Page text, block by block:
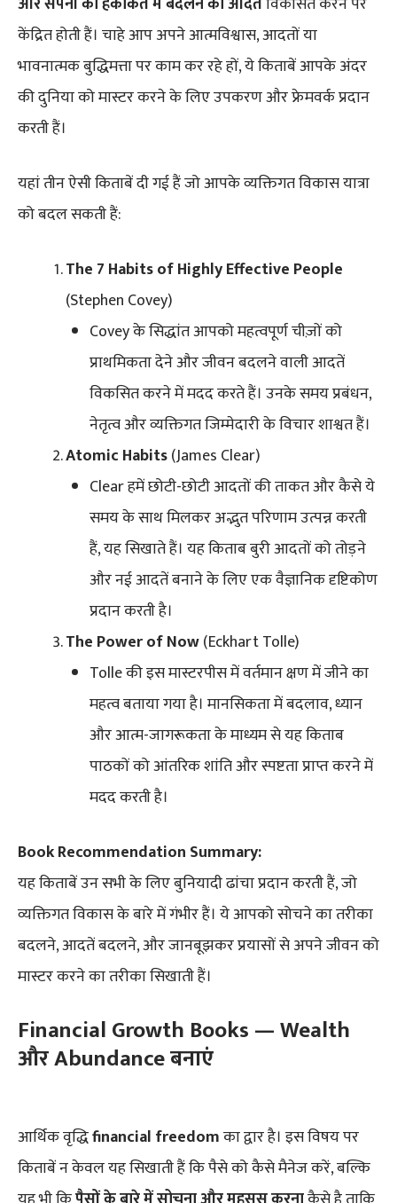
केंद्रित होती हैं। चाहे आप अपने आत्मविश्वास, आदतों या
भावनात्मक बुद्धिमत्ता पर काम कर रहे हों, ये किताबें आपके अंदर
की दुनिया को मास्टर करने के लिए उपकरण और फ्रेमवर्क प्रदान
करती हैं।
यहां तीन ऐसी किताबें दी गई हैं जो आपके व्यक्तिगत विकास यात्रा
को बदल सकती हैं:
The 7 Habits of Highly Effective People
(Stephen Covey)
Covey के सिद्धांत आपको महत्वपूर्ण चीज़ों को
प्राथमिकता देने और जीवन बदलने वाली आदतें
विकसित करने में मदद करते हैं। उनके समय प्रबंधन,
नेतृत्व और व्यक्तिगत जिम्मेदारी के विचार शाश्वत हैं।
Atomic Habits(James Clear)
Clear हमें छोटी-छोटी आदतों की ताकत और कैसे ये
समय के साथ मिलकर अद्भुत परिणाम उत्पन्न करती
हैं, यह सिखाते हैं। यह किताब बुरी आदतों को तोड़ने
और नई आदतें बनाने के लिए एक वैज्ञानिक दृष्टिकोण
प्रदान करती है।
The Power of Now(Eckhart Tolle)
Tolle की इस मास्टरपीस में वर्तमान क्षण में जीने का
महत्व बताया गया है। मानसिकता में बदलाव, ध्यान
और आत्म-जागरूकता के माध्यम से यह किताब
पाठकों को आंतरिक शांति और स्पष्टता प्राप्त करने में
मदद करती है।
Book Recommendation Summary:
यह किताबें उन सभी के लिए बुनियादी ढांचा प्रदान करती हैं, जो
व्यक्तिगत विकास के बारे में गंभीर हैं। ये आपको सोचने का तरीका
बदलने, आदतें बदलने, और जानबूझकर प्रयासों से अपने जीवन को
मास्टर करने का तरीका सिखाती हैं।
Financial Growth Books — Wealth
और Abundance बनाएं
आर्थिक वृद्धिfinancial freedomका द्वार है। इस विषय पर
किताबें न केवल यह सिखाती हैं कि पैसे को कैसे मैनेज करें, बल्कि